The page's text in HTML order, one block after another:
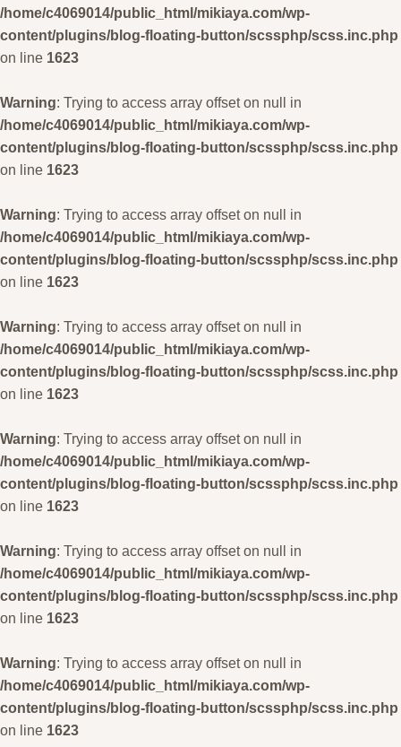
/home/c4069014/public_html/mikiaya.com/wp-
content/plugins/blog-floating-button/scssphp/scss.inc.php
on line 1623
Warning: Trying to access array offset on null in
/home/c4069014/public_html/mikiaya.com/wp-
content/plugins/blog-floating-button/scssphp/scss.inc.php
on line 1623
Warning: Trying to access array offset on null in
/home/c4069014/public_html/mikiaya.com/wp-
content/plugins/blog-floating-button/scssphp/scss.inc.php
on line 1623
Warning: Trying to access array offset on null in
/home/c4069014/public_html/mikiaya.com/wp-
content/plugins/blog-floating-button/scssphp/scss.inc.php
on line 1623
Warning: Trying to access array offset on null in
/home/c4069014/public_html/mikiaya.com/wp-
content/plugins/blog-floating-button/scssphp/scss.inc.php
on line 1623
Warning: Trying to access array offset on null in
/home/c4069014/public_html/mikiaya.com/wp-
content/plugins/blog-floating-button/scssphp/scss.inc.php
on line 1623
Warning: Trying to access array offset on null in
/home/c4069014/public_html/mikiaya.com/wp-
content/plugins/blog-floating-button/scssphp/scss.inc.php
on line 1623